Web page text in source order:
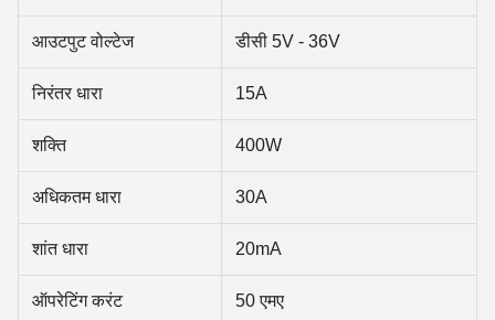
आउटपुट वोल्टेज डीसी 5V - 36V
निरंतर धारा 15A
शक्ति 400W
अधिकतम धारा 30A
शांत धारा 20mA
ऑपरेटिंग करंट 50 एमए